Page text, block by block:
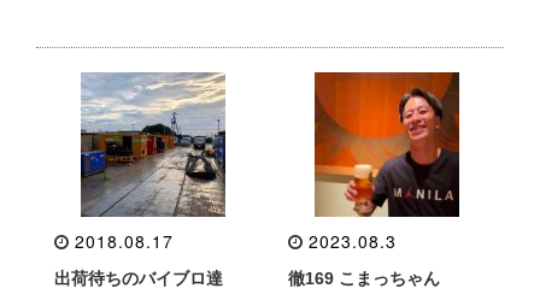
2018.08.17
出荷待ちのバイブロ達
2023.08.3
徹169 こまっちゃん